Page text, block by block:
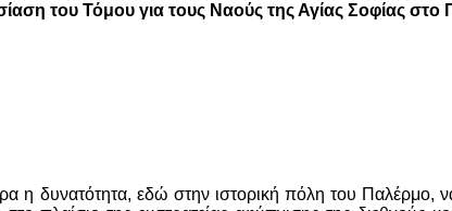
του Τόμου για τους Ναούς της Αγίας Σοφίας στο
η δυνατότητα, εδώ στην ιστορική πόλη του Παλέρμο,